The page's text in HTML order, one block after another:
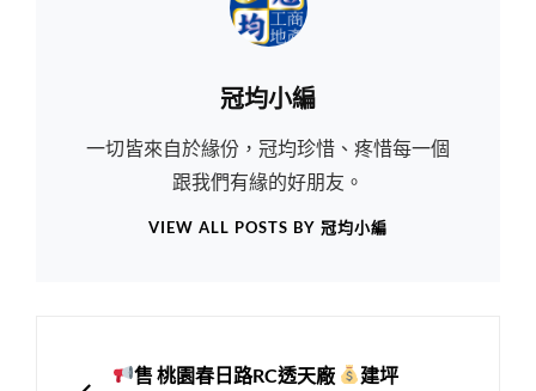
Author:
冠均小編
一切皆來自於緣份，冠均珍惜、疼惜每一個
跟我們有緣的好朋友。
VIEW ALL POSTS BY 冠均小編
PREVIOUS
售 桃園春日路RC透天廠
建坪